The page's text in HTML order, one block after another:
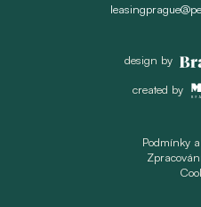
design by
created by
Podmínky